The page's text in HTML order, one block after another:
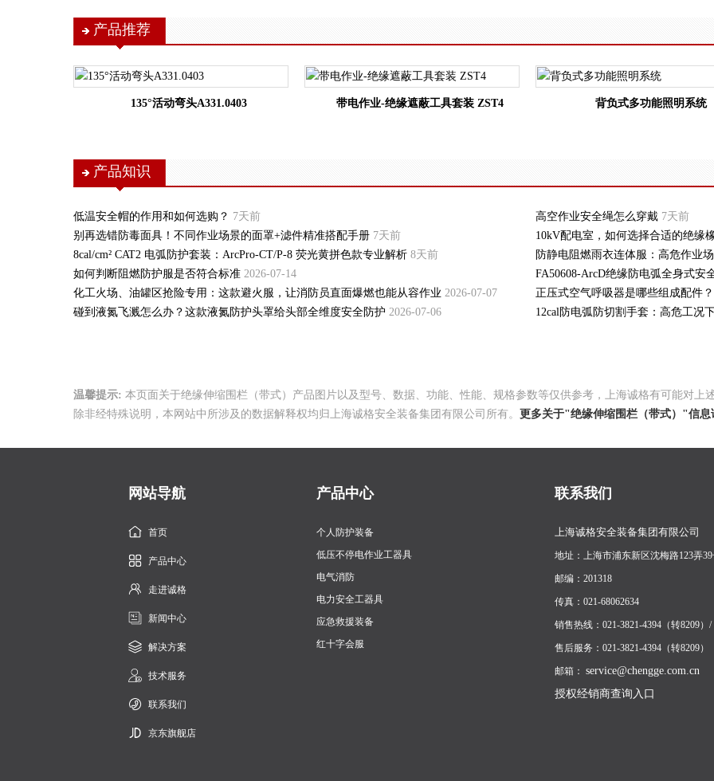
产品推荐
135°活动弯头A331.0403 带电作业-绝缘遮蔽工具套装 ZST4 背负式多功能照明系统
产品知识
低温安全帽的作用和如何选购？ 7天前 高空作业安全绳怎么穿戴 7天前
别再选错防毒面具！不同作业场景的面罩+滤件精准搭配手册 7天前 10kV配电室，如何选择合适的绝缘
8cal/cm² CAT2 电弧防护套装：ArcPro-CT/P-8 荧光黄拼色款专业解析 8天前 防静电阻燃雨衣连体服：高危作业
如何判断阻燃防护服是否符合标准 2026-07-14 FA50608-ArcD绝缘防电弧全身式安
化工火场、油罐区抢险专用：这款避火服，让消防员直面爆燃也能从容作业 2026-07-07 正压式空气呼吸器是哪些组成配件？
碰到液氮飞溅怎么办？这款液氮防护头罩给头部全维度安全防护 2026-07-06 12cal防电弧防切割手套：高危工况
温馨提示: 本页面关于绝缘伸缩围栏（带式）产品图片以及型号、数据、功能、性能、规格参数等仅供参考，上海诚格有可能对上
除非经特殊说明，本网站中所涉及的数据解释权均归上海诚格安全装备集团有限公司所有。 更多关于"绝缘伸缩围栏（带式）"信息
网站导航
首页
产品中心
走进诚格
新闻中心
解决方案
技术服务
联系我们
京东旗舰店
产品中心
个人防护装备
低压不停电作业工器具
电气消防
电力安全工器具
应急救援装备
红十字会服
联系我们
上海诚格安全装备集团有限公司
地址：上海市浦东新区沈梅路123弄39
邮编：201318
传真：021-68062634
销售热线：021-3821-4394（转8209）/
售后服务：021-3821-4394（转8209）
邮箱： service@chengge.com.cn
授权经销商查询入口